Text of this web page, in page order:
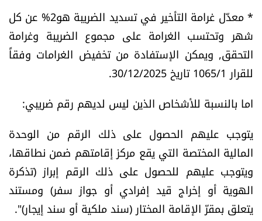
* معدّل غرامة التأخير في تسديد الضريبة هو2% عن كل
شهر وتحتسب الغرامة على مجموع الضريبة وغرامة
التحقق, ويمكن الإستفادة من تخفيض الغرامات وفقاً
للقرار 1065/1 تاريخ 30/12/2025.
اما بالنسبة للأشخاص الذين ليس لديهم رقم ضريبي:
يتوجب عليهم الحصول على ذلك الرقم من الوحدة
المالية المختصة التي يقع مركز إقامتهم ضمن نطاقها،
ويتوجب عليهم للحصول على ذلك الرقم إبراز (تذكرة
الهوية أو إخراج قيد إفرادي أو جواز سفر) ومستند
يتعلق بمقرّ الإقامة المختار (سند ملكية أو سند إيجار)".